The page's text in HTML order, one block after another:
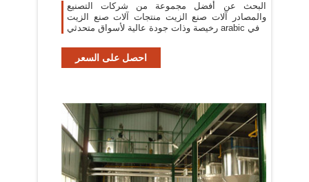
البحث عن أفضل مجموعة من شركات التصنيع
والمصادر آلات صنع الزيت منتجات آلات صنع الزيت
رخيصة وذات جودة عالية لأسواق متحدثي arabic في
احصل على السعر